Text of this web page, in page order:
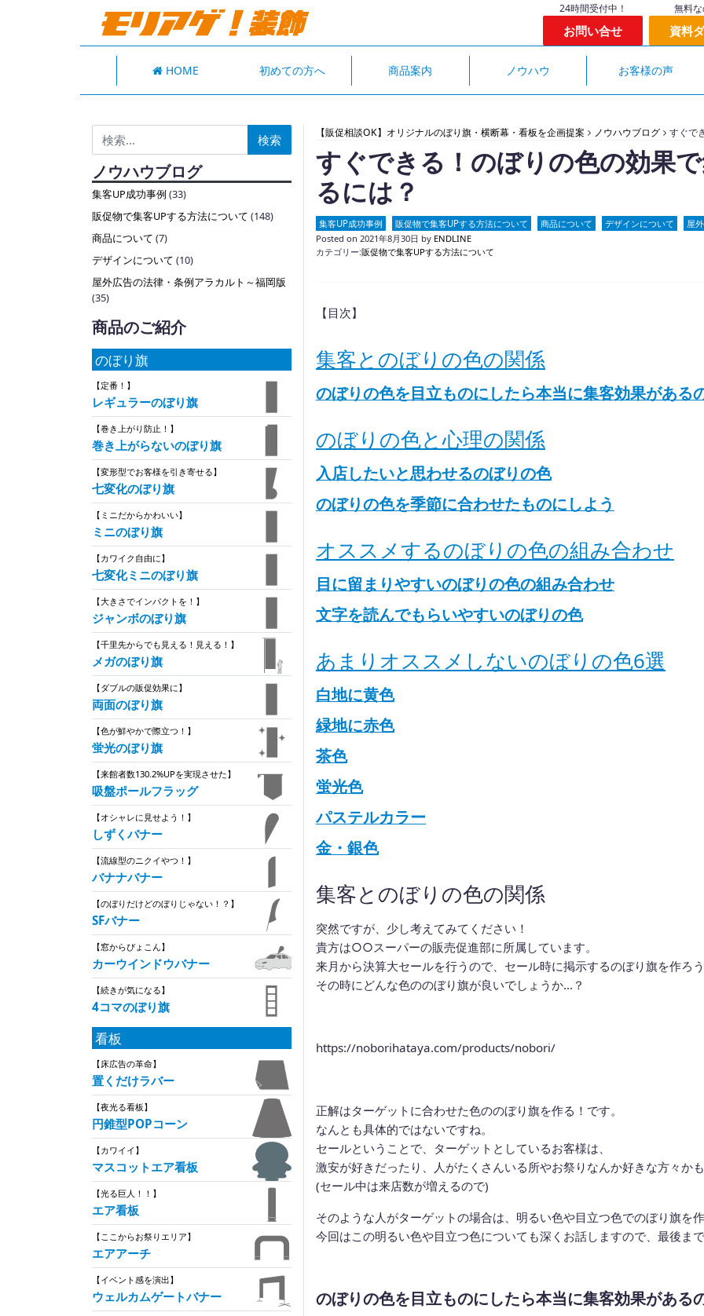
24時間受付中！
お問い合せ
無料
資料
HOME 初めての方へ 商品案内 ノウハウ お客様の声
検索:
ノウハウブログ
集客UP成功事例 (33)
販促物で集客UPする方法について (148)
商品について (7)
デザインについて (10)
屋外広告の法律・条例アラカルト～福岡版
(35)
商品のご紹介
のぼり旗
【定番！】
レギュラーのぼり旗
【巻き上がり防止！】
巻き上がらないのぼり旗
【変形型でお客様を引き寄せる】
七変化のぼり旗
【ミニだからかわいい】
ミニのぼり旗
【カワイク自由に】
七変化ミニのぼり旗
【大きさでインパクトを！】
ジャンボのぼり旗
【千里先からでも見える！見える！】
メガのぼり旗
【ダブルの販促効果に】
両面のぼり旗
【色が鮮やかで際立つ！】
蛍光のぼり旗
【来館者数130.2%UPを実現させた】
吸盤ポールフラッグ
【オシャレに見せよう！】
しずくバナー
【流線型のニクイやつ！】
バナナバナー
【のぼりだけどのぼりじゃない！？】
SFバナー
【窓からぴょこん】
カーウインドウバナー
【続きが気になる】
4コマのぼり旗
看板
【床広告の革命】
置くだけラバー
【夜光る看板】
円錐型POPコーン
【カワイイ】
マスコットエア看板
【光る巨人！！】
エア看板
【ここからお祭りエリア】
エアアーチ
【イベント感を演出】
ウェルカムゲートバナー
【販促相談OK】オリジナルのぼり旗・横断幕・看板を企画提案 ノウハウブログ すぐで
すぐできる！のぼりの色の効果
るには？
集客UP成功事例 販促物で集客UPする方法について 商品について デザインについて
屋
Posted on 2021年8月30日 by ENDLINE
カテゴリー:販促物で集客UPする方法について
【目次】
集客とのぼりの色の関係
のぼりの色を目立ものにしたら本当に集客効果がある
のぼりの色と心理の関係
入店したいと思わせるのぼりの色
のぼりの色を季節に合わせたものにしよう
オススメするのぼりの色の組み合わせ
目に留まりやすいのぼりの色の組み合わせ
文字を読んでもらいやすいのぼりの色
あまりオススメしないのぼりの色6選
白地に黄色
緑地に赤色
茶色
蛍光色
パステルカラー
金・銀色
集客とのぼりの色の関係
突然ですが、少し考えてみてください！
貴方は○○スーパーの販売促進部に所属しています。
来月から決算大セールを行うので、セール時に掲示するのぼり旗を作ろ
その時にどんな色ののぼり旗が良いでしょうか…？
https://noborihataya.com/products/nobori/
正解はターゲットに合わせた色ののぼり旗を作る！です。
なんとも具体的ではないですね。
セールということで、ターゲットとしているお客様は、
激安が好きだったり、人がたくさんいる所やお祭りなんか好きな方々か
(セール中は来店数が増えるので)
そのような人がターゲットの場合は、明るい色や目立つ色でのぼり旗を
今回はこの明るい色や目立つ色についても深くお話しますので、最後ま
のぼりの色を目立ものにしたら本当に集客効果がある